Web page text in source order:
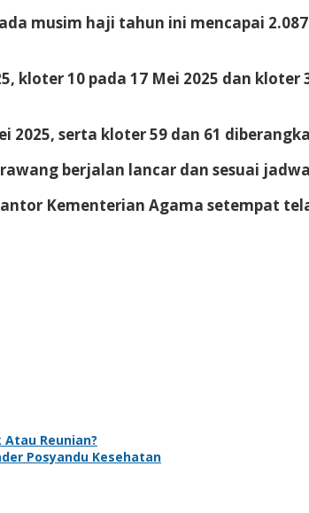
musim haji tahun ini mencapai
10 pada 17 Mei 2025 dan kloter
serta kloter 59 dan 61
berjalan lancar dan sesuai
Kementerian Agama setempat
Atau Reunian?
Posyandu Kesehatan